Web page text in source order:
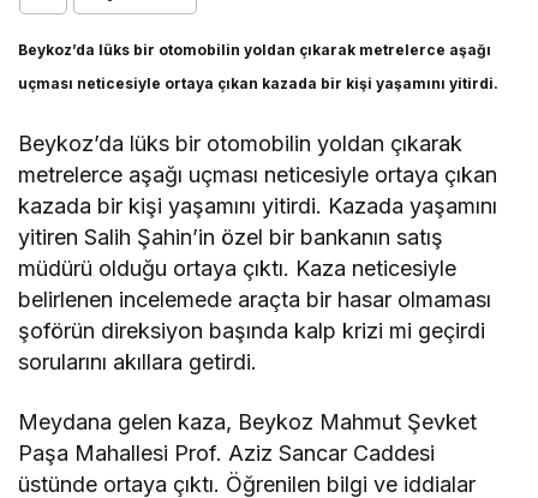
Beykoz’da lüks bir otomobilin yoldan çıkarak metrelerce aşağı
uçması neticesiyle ortaya çıkan kazada bir kişi yaşamını yitirdi.
Beykoz’da lüks bir otomobilin yoldan çıkarak
metrelerce aşağı uçması neticesiyle ortaya çıkan
kazada bir kişi yaşamını yitirdi. Kazada yaşamını
yitiren Salih Şahin’in özel bir bankanın satış
müdürü olduğu ortaya çıktı. Kaza neticesiyle
belirlenen incelemede araçta bir hasar olmaması
şoförün direksiyon başında kalp krizi mi geçirdi
sorularını akıllara getirdi.
Meydana gelen kaza, Beykoz Mahmut Şevket
Paşa Mahallesi Prof. Aziz Sancar Caddesi
üstünde ortaya çıktı. Öğrenilen bilgi ve iddialar